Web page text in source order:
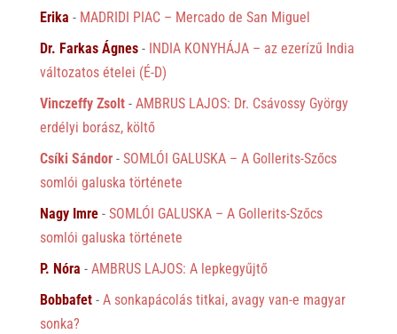
Erika - MADRIDI PIAC – Mercado de San Miguel
Dr. Farkas Ágnes- INDIA KONYHÁJA – az ezerízű India
változatos ételei (É-D)
Vinczeffy Zsolt- AMBRUS LAJOS: Dr. Csávossy György
erdélyi borász, költő
Csíki Sándor- SOMLÓI GALUSKA – A Gollerits-Szőcs
somlói galuska története
Nagy Imre- SOMLÓI GALUSKA – A Gollerits-Szőcs
somlói galuska története
P. Nóra - AMBRUS LAJOS: A lepkegyűjtő
Bobbafet- A sonkapácolás titkai, avagy van-e magyar
sonka?